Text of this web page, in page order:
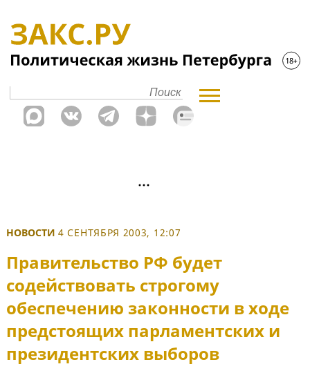
НОВОСТИ 4 СЕНТЯБРЯ 2003, 12:07
Правительство РФ будет
содействовать строгому
обеспечению законности в ходе
предстоящих парламентских и
президентских выборов